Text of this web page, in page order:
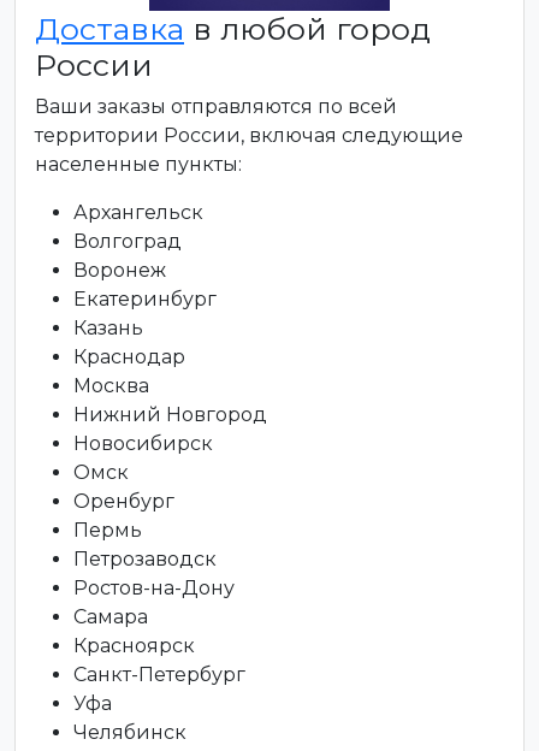
Доставка в любой город
России
Ваши заказы отправляются по всей
территории России, включая следующие
населенные пункты:
Архангельск
Волгоград
Воронеж
Екатеринбург
Казань
Краснодар
Москва
Нижний Новгород
Новосибирск
Омск
Оренбург
Пермь
Петрозаводск
Ростов-на-Дону
Самара
Красноярск
Санкт-Петербург
Уфа
Челябинск